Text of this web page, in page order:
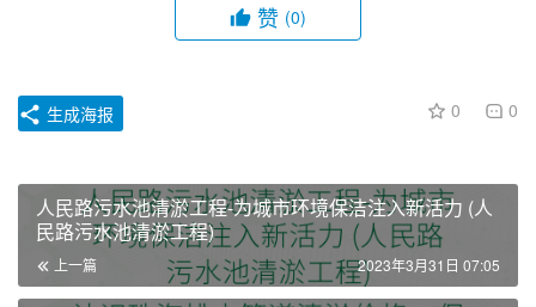
赞 (0)
0 0
生成海报
人民路污水池清淤工程-为城市环境保洁注入新活力 (人
民路污水池清淤工程)
上一篇 2023年3月31日 07:05